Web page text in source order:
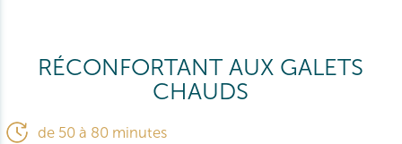
RÉCONFORTANT AUX GALETS
CHAUDS
de 50 à 80 minutes